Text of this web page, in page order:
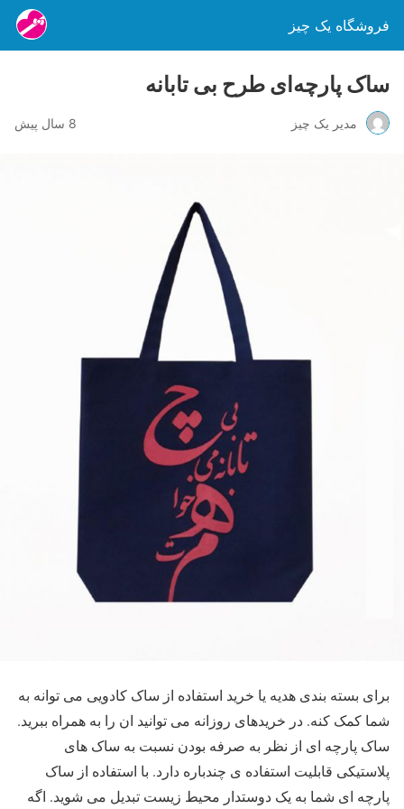
فروشگاه یک چیز
ساک پارچه‌ای طرح بی تابانه
مدیر یک چیز 8 سال پیش
برای بسته بندی هدیه یا خرید استفاده از ساک کادویی می توانه به
شما کمک کنه. در خریدهای روزانه می توانید ان را به همراه ببرید.
ساک پارچه ای از نظر به صرفه بودن نسبت به ساک های
پلاستیکی قابلیت استفاده ی چندباره دارد. با استفاده از ساک
پارچه ای شما به یک دوستدار محیط زیست تبدیل می شوید. اگه